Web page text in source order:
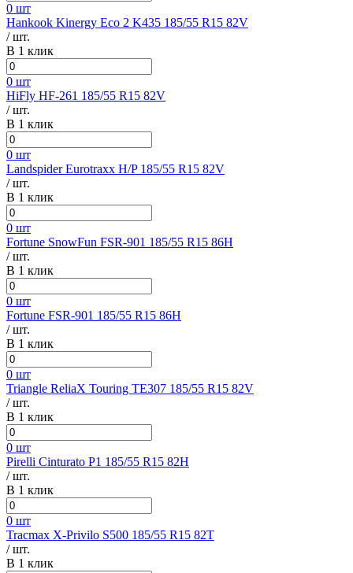
0 шт
Hankook Kinergy Eco 2 K435 185/55 R15 82V
/ шт.
В 1 клик
0 шт
HiFly HF-261 185/55 R15 82V
/ шт.
В 1 клик
0 шт
Landspider Eurotraxx H/P 185/55 R15 82V
/ шт.
В 1 клик
0 шт
Fortune SnowFun FSR-901 185/55 R15 86H
/ шт.
В 1 клик
0 шт
Fortune FSR-901 185/55 R15 86H
/ шт.
В 1 клик
0 шт
Triangle ReliaX Touring TE307 185/55 R15 82V
/ шт.
В 1 клик
0 шт
Pirelli Cinturato P1 185/55 R15 82H
/ шт.
В 1 клик
0 шт
Tracmax X-Privilo S500 185/55 R15 82T
/ шт.
В 1 клик